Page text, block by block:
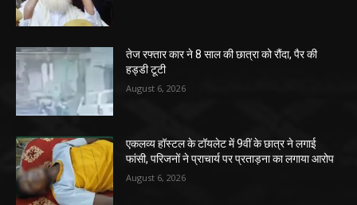
तेज रफ्तार कार ने 8 साल की छात्रा को रौंदा, पैर की
हड्डी टूटी
August 6, 2026
एकलव्य हॉस्टल के टॉयलेट में 9वीं के छात्र ने लगाई
फांसी, परिजनों ने प्राचार्य पर प्रताड़ना का लगाया आरोप
August 6, 2026